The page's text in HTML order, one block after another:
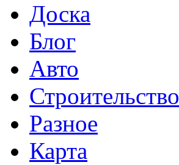
Доска
Блог
Авто
Строительство
Разное
Карта